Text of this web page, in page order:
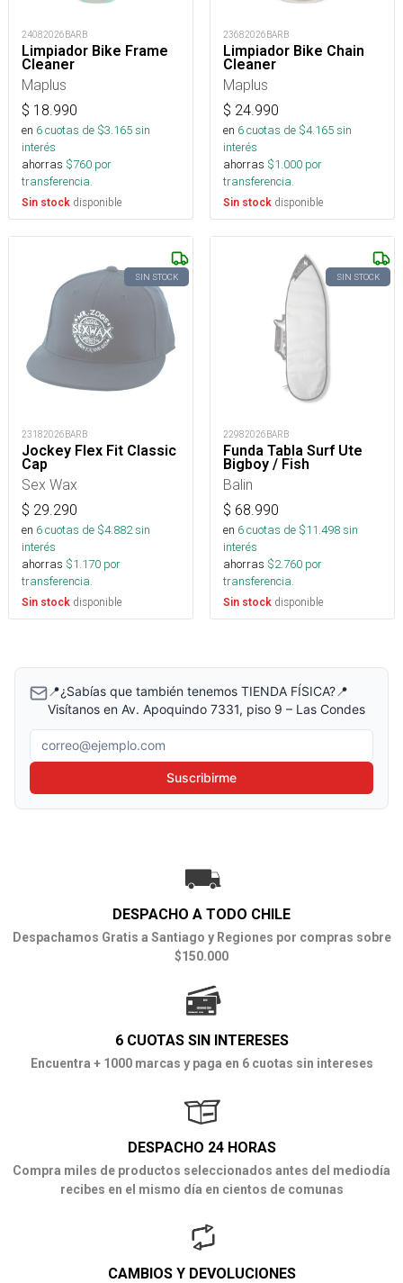
24082026BARB
Limpiador Bike Frame
Cleaner
Maplus
$ 18.990
en 6cuotas de $3.165sin
interés
ahorras $760 por
transferencia.
Sin stock disponible
23682026BARB
Limpiador Bike Chain
Cleaner
Maplus
$ 24.990
en 6cuotas de $4.165sin
interés
ahorras $1.000 por
transferencia.
Sin stock disponible
SIN STOCK
23182026BARB
Jockey Flex Fit Classic
Cap
Sex Wax
$ 29.290
en 6cuotas de $4.882sin
interés
ahorras $1.170 por
transferencia.
Sin stock disponible
SIN STOCK
22982026BARB
Funda Tabla Surf Ute
Bigboy / Fish
Balin
$ 68.990
en 6cuotas de $11.498sin
interés
ahorras $2.760 por
transferencia.
Sin stock disponible
📍¿Sabías que también tenemos TIENDA FÍSICA?📍
Visítanos en Av. Apoquindo 7331, piso 9 – Las Condes
Correo electrónico
Suscribirme
DESPACHO A TODO CHILE
Despachamos Gratis a Santiago y Regiones por compras sobre
$150.000
6 CUOTAS SIN INTERESES
Encuentra + 1000 marcas y paga en 6 cuotas sin intereses
DESPACHO 24 HORAS
Compra miles de productos seleccionados antes del mediodía
recibes en el mismo día en cientos de comunas
CAMBIOS Y DEVOLUCIONES